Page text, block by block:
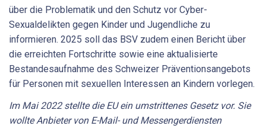
über die Problematik und den Schutz vor Cyber-
Sexualdelikten gegen Kinder und Jugendliche zu
informieren. 2025 soll das BSV zudem einen Bericht über
die erreichten Fortschritte sowie eine aktualisierte
Bestandesaufnahme des Schweizer Präventionsangebots
für Personen mit sexuellen Interessen an Kindern vorlegen.
Im Mai 2022 stellte die EU ein umstrittenes Gesetz vor. Sie
wollte Anbieter von E-Mail- und Messengerdiensten